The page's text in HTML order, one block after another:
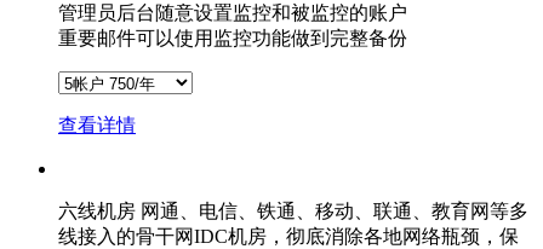
管理员后台随意设置监控和被监控的账户
重要邮件可以使用监控功能做到完整备份
查看详情
六线机房 网通、电信、铁通、移动、联通、教育网等多
线接入的骨干网IDC机房，彻底消除各地网络瓶颈，保